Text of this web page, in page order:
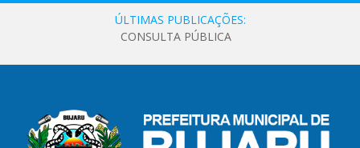
ÚLTIMAS PUBLICAÇÕES:
CONSULTA PÚBLICA